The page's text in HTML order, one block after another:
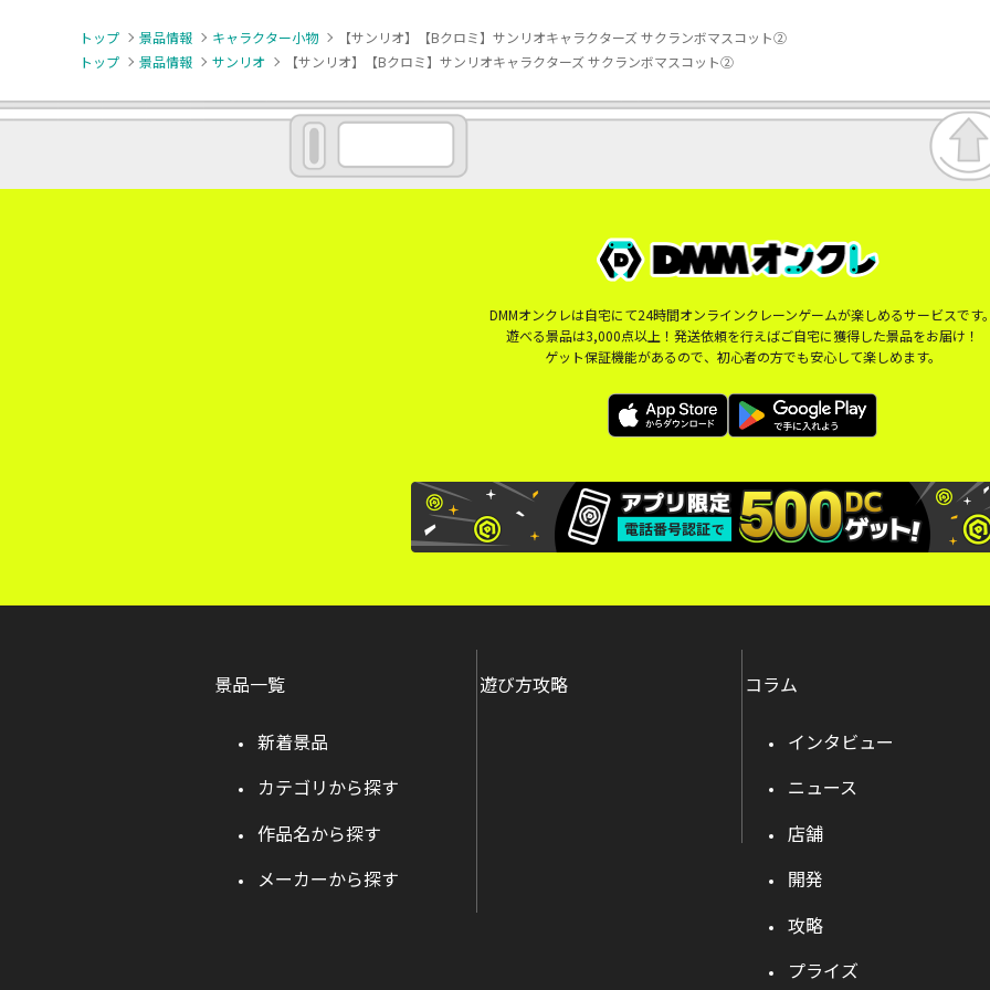
トップ 景品情報 キャラクター小物
【サンリオ】【Bクロミ】サンリオキャラクターズ サクランボマスコット②
トップ
景品情報 サンリオ 【サンリオ】【Bクロミ】サンリオキャラクターズ サクランボマスコット②
DMMオンクレは自宅にて24時間オンラインクレーンゲームが楽しめるサービスです
遊べる景品は3,000点以上！発送依頼を行えばご自宅に獲得した景品をお届け！
ゲット保証機能があるので、初心者の方でも安心して楽しめます。
景品一覧
新着景品
カテゴリから探す
作品名から探す
メーカーから探す
遊び方攻略 コラム
インタビュー
ニュース
店舗
開発
攻略
プライズ